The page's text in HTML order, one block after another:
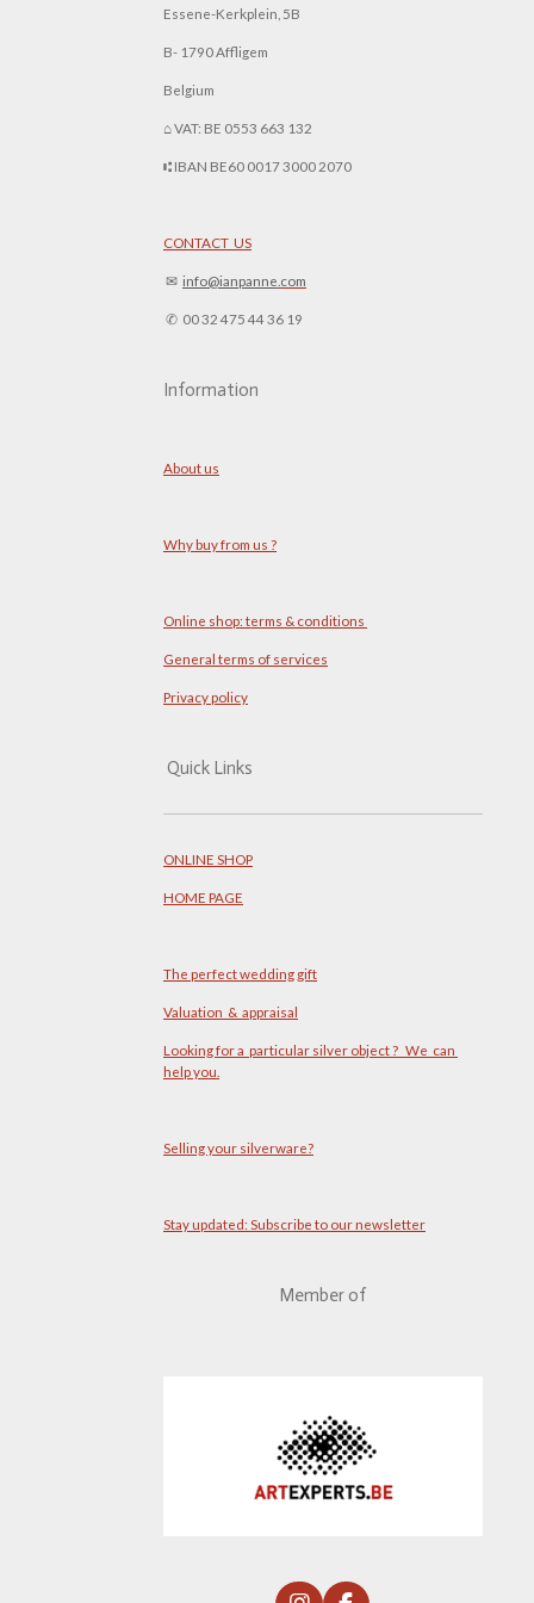
Essene-Kerkplein, 5B
B- 1790 Affligem
Belgium
⌂ VAT: BE 0553 663 132
⑆ IBAN BE60 0017 3000 2070
CONTACT US
✉︎ info@ianpanne. com
✆ 00 32 475 44 36 19
Information
About us
Why buy from us ?
Online shop: terms & conditions
General terms of services
Privacy policy
Quick Links
ONLINE SHOP
HOME PAGE
The perfect wedding gift
Valuation & appraisal
Looking for a particular silver object ? We can
help you.
Selling your silverware?
Stay updated: Subscribe to our newsletter
Member of